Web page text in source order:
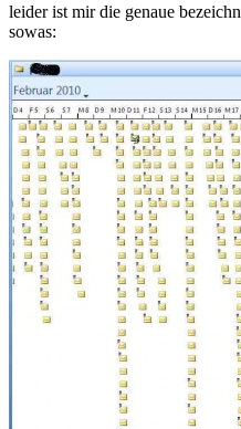
leider ist mir die genaue
sowas: